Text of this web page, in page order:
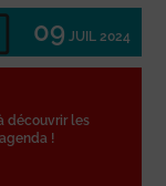
09 JUIL 2024
découvrir les
!